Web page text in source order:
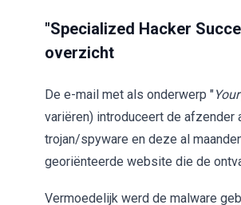
"Specialized Hacker
overzicht
De e-mail met als onderwerp "
variëren) introduceert de afzender
trojan/spyware en deze al
georiënteerde website die de
Vermoedelijk werd de malware